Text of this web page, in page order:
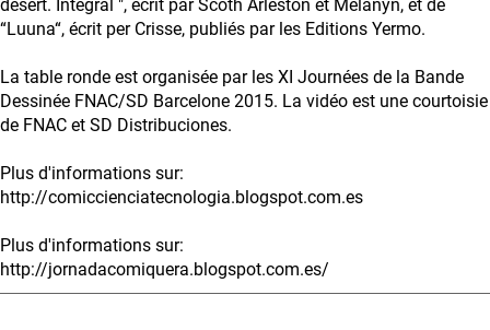
désert. Integral ", écrit par Scoth Arleston et Melanÿn, et de
“Luuna“, écrit per Crisse, publiés par les Editions Yermo.
La table ronde est organisée par les XI Journées de la Bande
Dessinée FNAC/SD Barcelone 2015. La vidéo est une courtoisie
de FNAC et SD Distribuciones.
Plus d'informations sur:
http://comiccienciatecnologia.blogspot.com.es
Plus d'informations sur:
http://jornadacomiquera.blogspot.com.es/